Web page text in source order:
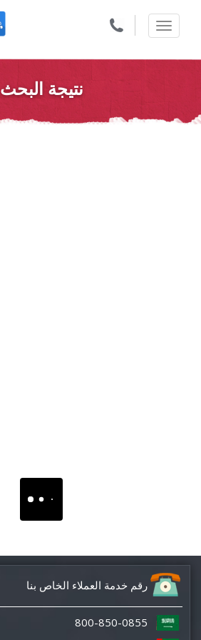
Toggle
navigation
نتيجة البحث
رقم خدمة العملاء الخاص بنا
800-850-0855